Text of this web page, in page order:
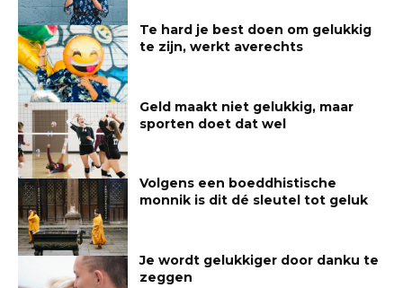
Te hard je best doen om gelukkig
te zijn, werkt averechts
Geld maakt niet gelukkig, maar
sporten doet dat wel
Volgens een boeddhistische
monnik is dit dé sleutel tot geluk
Je wordt gelukkiger door danku te
zeggen